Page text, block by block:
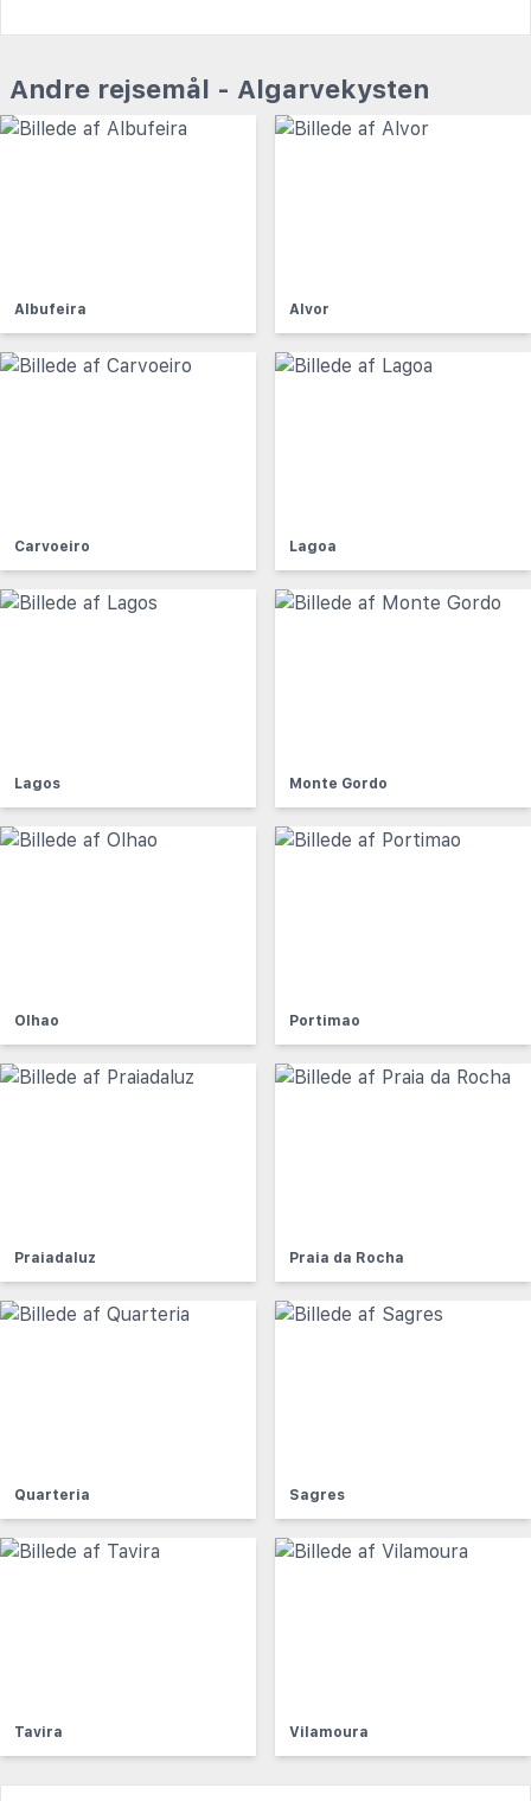
Andre rejsemål - Algarvekysten
Albufeira Alvor
Carvoeiro Lagoa
Lagos Monte Gordo
Olhao Portimao
Praiadaluz Praia da Rocha
Quarteria Sagres
Tavira Vilamoura